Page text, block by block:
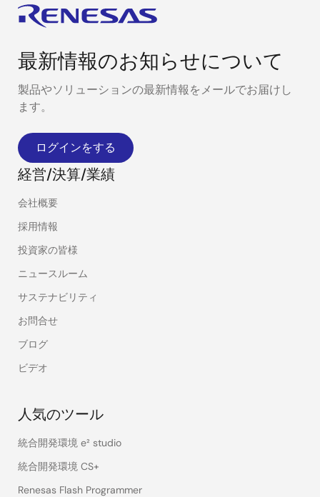
最新情報のお知らせについて
製品やソリューションの最新情報をメールでお届けし
ます。
ログインをする
経営/決算/業績
会社概要
採用情報
投資家の皆様
ニュースルーム
サステナビリティ
お問合せ
ブログ
ビデオ
人気のツール
統合開発環境 e² studio
統合開発環境 CS+
Renesas Flash Programmer